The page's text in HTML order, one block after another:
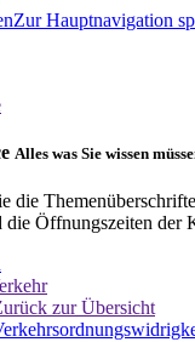
Zur Hauptnavigation
Alles was Sie wissen
die
die Öffnungszeiten der
zur Übersicht